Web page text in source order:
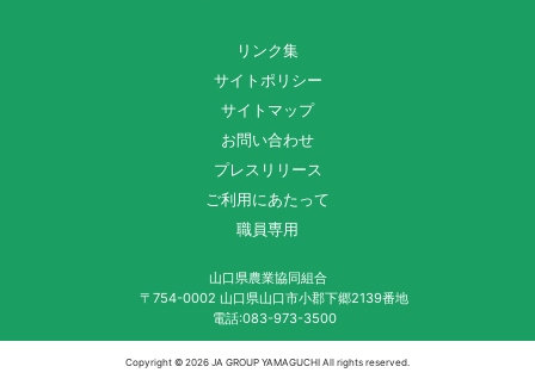
リンク集
サイトポリシー
サイトマップ
お問い合わせ
プレスリリース
ご利用にあたって
職員専用
山口県農業協同組合
〒754-0002 山口県山口市小郡下郷2139番地
電話:083-973-3500
Copyright © 2026 JA GROUP YAMAGUCHI All rights reserved.